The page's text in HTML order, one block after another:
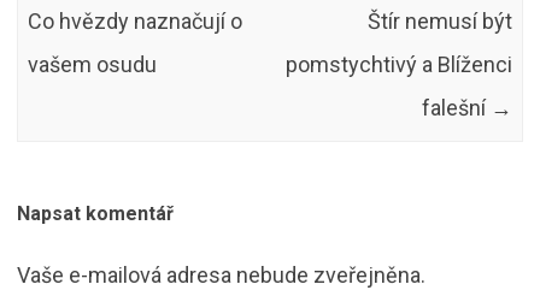
Co hvězdy naznačují o
vašem osudu
Štír nemusí být
pomstychtivý a Blíženci
falešní →
Napsat komentář
Vaše e-mailová adresa nebude zveřejněna.